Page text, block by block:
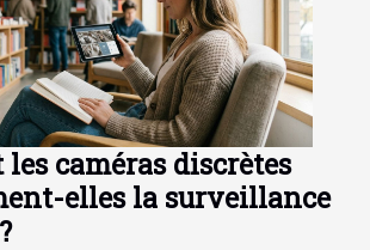
caméras discrètes
elles la surveillance